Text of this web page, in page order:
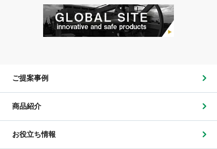
ご提案事例
商品紹介
お役立ち情報